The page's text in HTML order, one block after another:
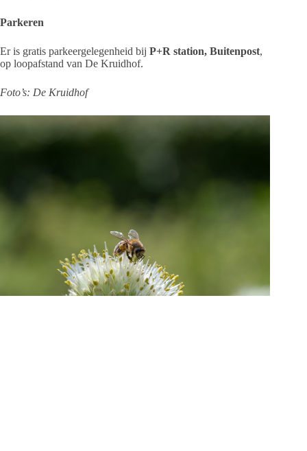
Parkeren
Er is gratis parkeergelegenheid bij P+R station, Buitenpost,
op loopafstand van De Kruidhof.
Foto’s: De Kruidhof